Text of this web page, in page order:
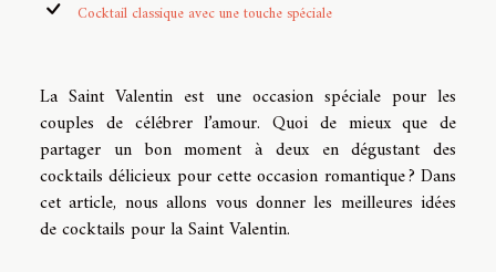
Cocktail classique avec une touche spéciale
La Saint Valentin est une occasion spéciale pour les
couples de célébrer l’amour. Quoi de mieux que de
partager un bon moment à deux en dégustant des
cocktails délicieux pour cette occasion romantique ? Dans
cet article, nous allons vous donner les meilleures idées
de cocktails pour la Saint Valentin.